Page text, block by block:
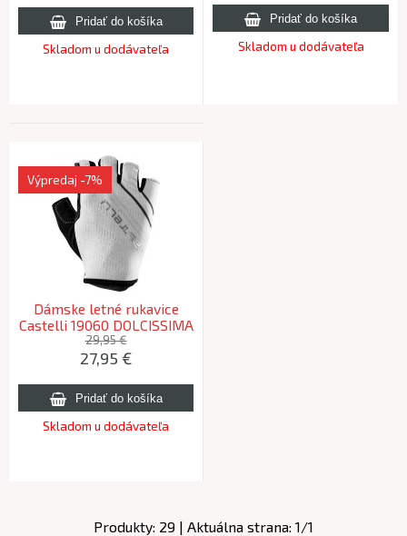
Skladom u dodávateľa Skladom u dodávateľa
Dámske letné rukavice
Castelli 19060 DOLCISSIMA
2 W 653 slonovina/str. -XL
Výpredaj -7%
29,95 €
27,95 €
Skladom u dodávateľa
Produkty: 29 | Aktuálna strana: 1/1